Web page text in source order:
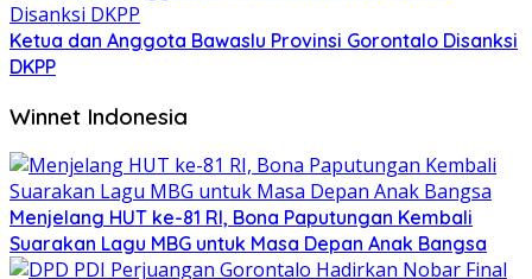
Ketua dan Anggota Bawaslu Provinsi Gorontalo Disanksi
DKPP
Winnet Indonesia
Menjelang HUT ke-81 RI, Bona Paputungan Kembali
Suarakan Lagu MBG untuk Masa Depan Anak Bangsa